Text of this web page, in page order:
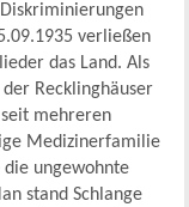
verließen
das Land. Als
Recklinghäuser
mehreren
Medizinerfamilie
die ungewohnte
stand Schlange